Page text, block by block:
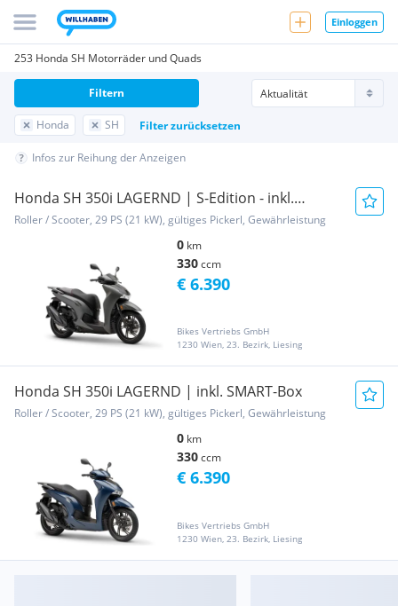
Einloggen
253 Honda SH Motorräder und Quads
Honda SH Filter zurücksetzen
Filtern
Infos zur Reihung der Anzeigen
Honda SH 350i LAGERND | S-Edition - inkl.
SMART-Box
Roller / Scooter, 29 PS (21 kW), gültiges Pickerl, Gewährleistung
0 km
330ccm
Bikes Vertriebs GmbH
1230 Wien, 23. Bezirk, Liesing
€ 6.390
Honda SH 350i LAGERND | inkl. SMART-Box
Roller / Scooter, 29 PS (21 kW), gültiges Pickerl, Gewährleistung
0 km
330ccm
Bikes Vertriebs GmbH
1230 Wien, 23. Bezirk, Liesing
€ 6.390